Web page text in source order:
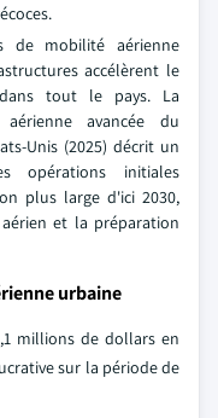
de mobilité aérienne
accélèrent le
tout le pays. La
avancée du
Unis (2025) décrit un
opérations initiales
plus large d'ici 2030,
et la préparation
urbaine
millions de dollars en
sur la période de